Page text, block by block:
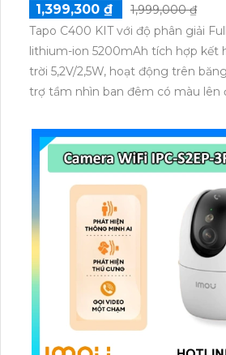
1,399,300 ₫
1,999,000 ₫
Tapo C400 KIT với độ phân giải
lithium-ion 5200mAh tích hợp kết
trời 5,2V/2,5W, hoạt động trên
trợ tầm nhìn ban đêm có màu lên
dữ liệu qua thẻ microSD lên đến